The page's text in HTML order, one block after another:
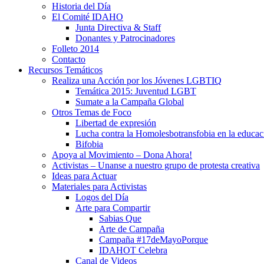
Historia del Día
El Comité IDAHO
Junta Directiva & Staff
Donantes y Patrocinadores
Folleto 2014
Contacto
Recursos Temáticos
Realiza una Acción por los Jóvenes LGBTIQ
Temática 2015: Juventud LGBT
Sumate a la Campaña Global
Otros Temas de Foco
Libertad de expresión
Lucha contra la Homolesbotransfobia en la
Bifobia
Apoya al Movimiento – Dona Ahora!
Activistas – Unanse a nuestro grupo de protesta creativa
Ideas para Actuar
Materiales para Activistas
Logos del Día
Arte para Compartir
Sabias Que
Arte de Campaña
Campaña #17deMayoPorque
IDAHOT Celebra
Canal de Videos